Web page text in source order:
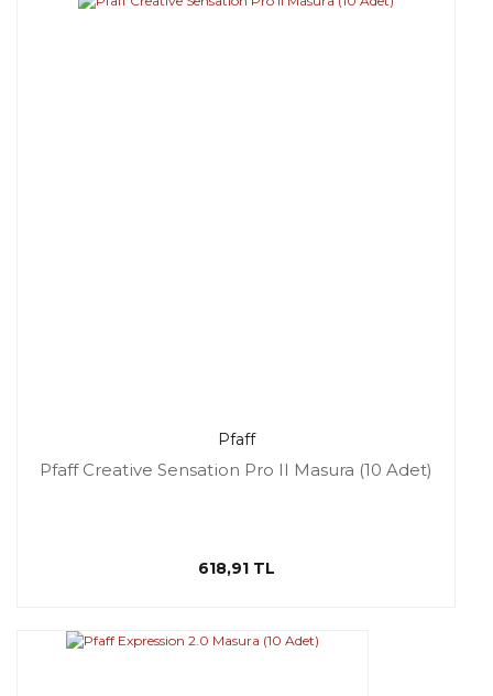
Pfaff
Pfaff Creative Sensation Pro II Masura (10 Adet)
618,91 TL